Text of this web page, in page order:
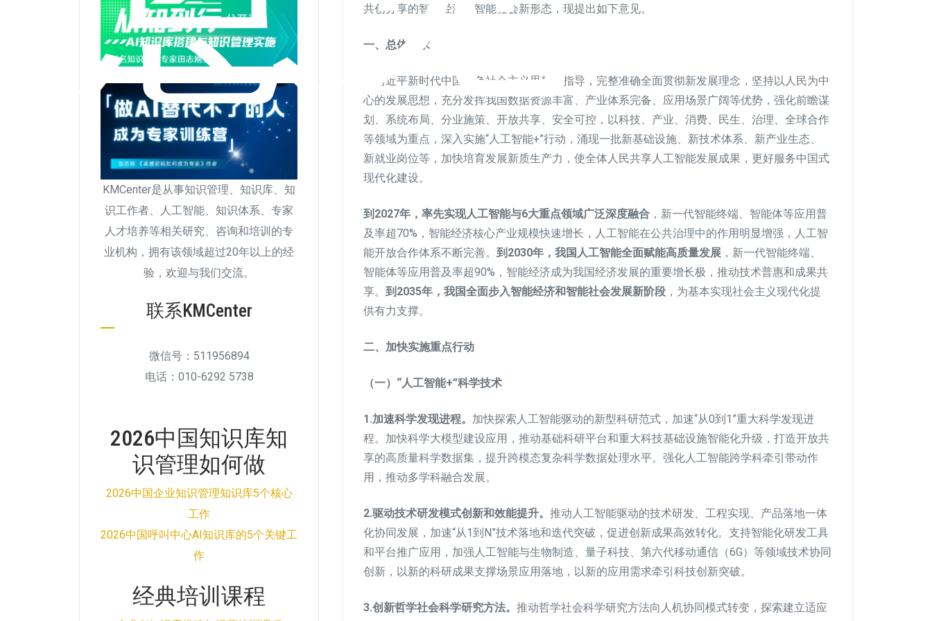
共创分享的智能经济和智能社会新形态，现提出如下意见。
一、总体要求
以习近平新时代中国特色社会主义思想为指导，完整准确全面贯彻新发展理念，坚持以人民为中
心的发展思想，充分发挥我国数据资源丰富、产业体系完备、应用场景广阔等优势，强化前瞻谋
划、系统布局、分业施策、开放共享、安全可控，以科技、产业、消费、民生、治理、全球合作
等领域为重点，深入实施“人工智能+”行动，涌现一批新基础设施、新技术体系、新产业生态、
新就业岗位等，加快培育发展新质生产力，使全体人民共享人工智能发展成果，更好服务中国式
现代化建设。
到2027年，率先实现人工智能与6大重点领域广泛深度融合 ，新一代智能终端、智能体等应用普
及率超70%，智能经济核心产业规模快速增长，人工智能在公共治理中的作用明显增强，人工智
能开放合作体系不断完善。 到2030年，我国人工智能全面赋能高质量发展 ，新一代智能终端、
智能体等应用普及率超90%，智能经济成为我国经济发展的重要增长极，推动技术普惠和成果共
享。 到2035年，我国全面步入智能经济和智能社会发展新阶段 ，为基本实现社会主义现代化提
供有力支撑。
二、加快实施重点行动
（一）“人工智能+”科学技术
1.加速科学发现进程。 加快探索人工智能驱动的新型科研范式，加速“从0到1”重大科学发现进
程。加快科学大模型建设应用，推动基础科研平台和重大科技基础设施智能化升级，打造开放共
享的高质量科学数据集，提升跨模态复杂科学数据处理水平。强化人工智能跨学科牵引带动作
用，推动多学科融合发展。
2.驱动技术研发模式创新和效能提升。 推动人工智能驱动的技术研发、工程实现、产品落地一体
化协同发展，加速“从1到N”技术落地和迭代突破，促进创新成果高效转化。支持智能化研发工具
和平台推广应用，加强人工智能与生物制造、量子科技、第六代移动通信（6G）等领域技术协同
创新，以新的科研成果支撑场景应用落地，以新的应用需求牵引科技创新突破。
3.创新哲学社会科学研究方法。 推动哲学社会科学研究方法向人机协同模式转变，探索建立适应
KMCenter是从事知识管理、知识库、知
识工作者、人工智能、知识体系、专家
人才培养等相关研究、咨询和培训的专
业机构，拥有该领域超过20年以上的经
验，欢迎与我们交流。
联系KMCenter
微信号：511956894
电话：010-6292 5738
2026中国知识库知
识管理如何做
2026中国企业知识管理知识库5个核心
工作
2026中国呼叫中心AI知识库的5个关键工
作
经典培训课程